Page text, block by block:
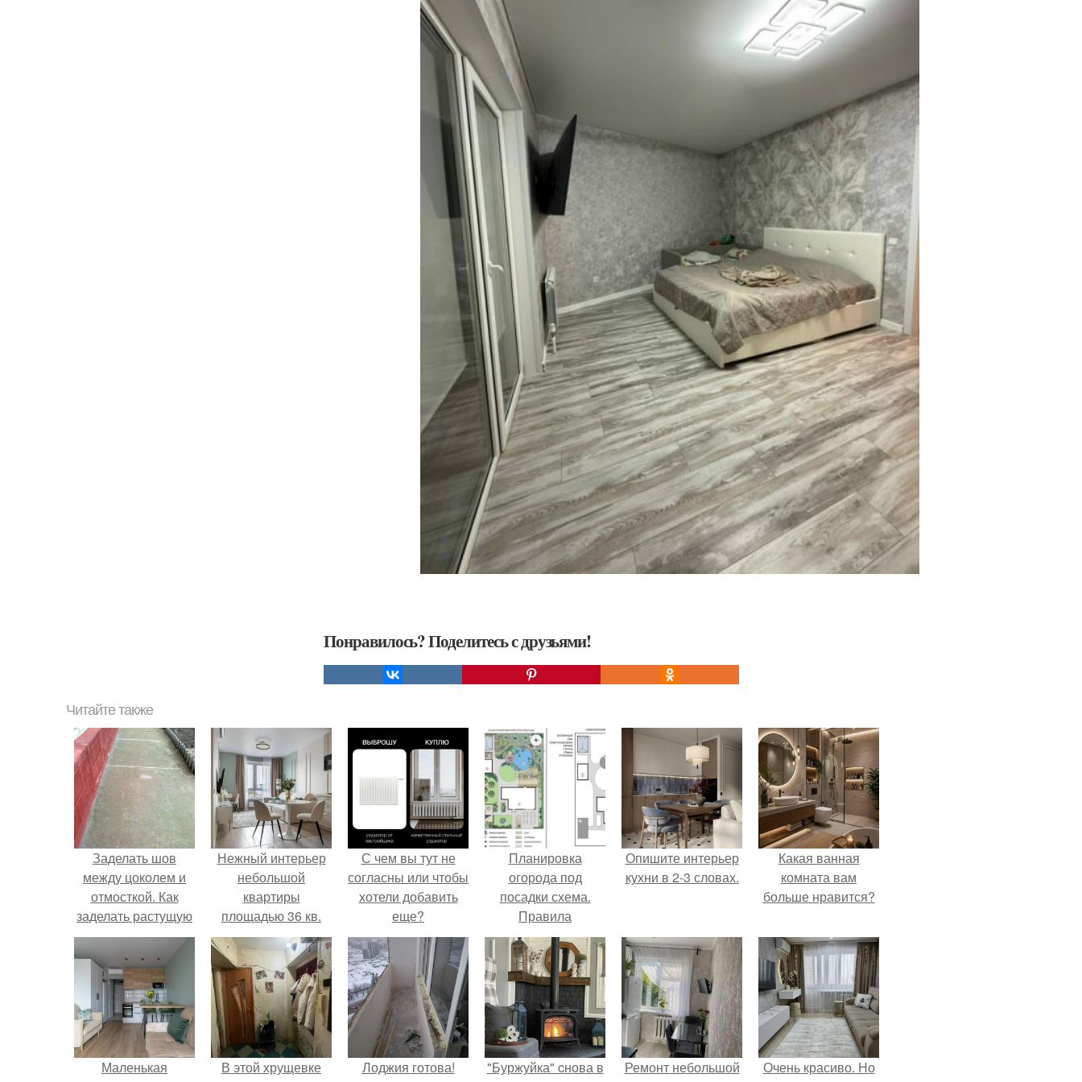
Понравилось? Поделитесь с друзьями!
Читайте также
Заделать шов
между цоколем и
отмосткой. Как
заделать растущую
щель между
цоколем и
отмосткой
Нежный интерьер
небольшой
квартиры
площадью 36 кв.
С чем вы тут не
согласны или чтобы
хотели добавить
еще?
Планировка
огорода под
посадки схема.
Правила
планирования или
как распланировать
огород
Опишите интерьер
кухни в 2-3 словах.
Какая ванная
комната вам
больше нравится?
Маленькая
В этой хрущевке
Лоджия готова!
"Буржуйка" cнова в
Ремонт небольшой
Очень красиво. Но